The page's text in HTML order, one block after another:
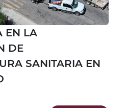
EN LA
DE
SANITARIA EN